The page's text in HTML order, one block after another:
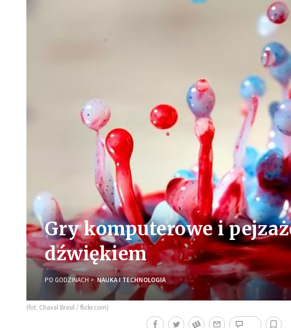
Gry komputerowe i
dźwiękiem
PO GODZINACH NAUKA I TECHNOLOGIA
(fot. Chaval Brasil / flickr.com)